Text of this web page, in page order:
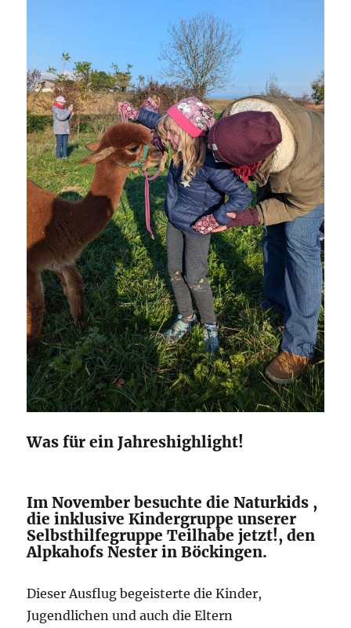
Was für ein Jahreshighlight!
Im November besuchte die Naturkids ,
die inklusive Kindergruppe unserer
Selbsthilfegruppe Teilhabe jetzt!, den
Alpkahofs Nester in Böckingen.
Dieser Ausflug begeisterte die Kinder,
Jugendlichen und auch die Eltern